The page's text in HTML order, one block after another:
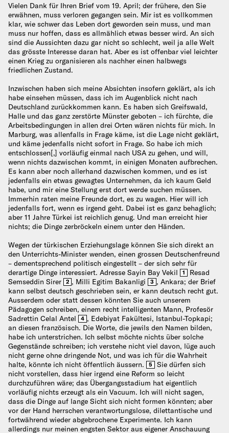
Vielen Dank für Ihren Brief vom 19. April; der frühere, den Sie
erwähnen, muss verloren gegangen sein. Mir ist es vollkommen
klar, wie schwer das Leben dort geworden sein muss, und man
muss nur hoffen, dass es allmählich etwas besser wird. An sich
sind die Aussichten dazu gar nicht so schlecht, weil ja alle Welt
das grösste Interesse daran hat. Aber es ist offenbar viel leichter
einen Krieg zu organisieren als nachher einen halbwegs
friedlichen Zustand.
Inzwischen haben sich meine Absichten insofern geklärt, als ich
habe einsehen müssen, dass ich im Augenblick nicht nach
Deutschland zurückkommen kann. Es haben sich Greifswald,
Halle und das ganz zerstörte Münster geboten – ich fürchte, die
Arbeitsbedingungen in allen drei Orten wären nichts für mich. In
Marburg, was allenfalls in Frage käme, ist die Lage nicht geklärt,
und käme jedenfalls nicht sofort in Frage. So habe ich mich
entschlossen[,] vorläufig einmal nach USA zu gehen, und will,
wenn nichts dazwischen kommt, in einigen Monaten aufbrechen.
Es kann aber noch allerhand dazwischen kommen, und es ist
jedenfalls ein etwas gewagtes Unternehmen, da ich kaum Geld
habe, und mir eine Stellung erst dort werde suchen müssen.
Immerhin raten meine Freunde dort, es zu wagen. Hier will ich
jedenfalls fort, wenn es irgend geht. Dabei ist es ganz behaglich;
aber 11 Jahre Türkei ist reichlich genug. Und man erreicht hier
nichts; die Dinge zerbröckeln einem unter den Händen.
Wegen der türkischen Erziehungslage können Sie sich direkt an
den Unterrichts-Minister wenden, einen grossen Deutschenfreund
– dementsprechend politisch eingestellt – der sich sehr für
derartige Dinge interessiert. Adresse Sayin Bay Vekil
1
Resad
Semseddin Sirer
2 , Milli Egitim Bakanligi 3 , Ankara; der Brief
kann selbst deutsch geschrieben sein, er kann deutsch recht gut.
Ausserdem oder statt dessen könnten Sie auch unserem
Pädagogen schreiben, einem recht intelligenten Mann, Profesör
Sadrettin Celal Antel
4 , Edebiyat Fakültesi, Istanbul-Topkapi;
an diesen französisch. Die Worte, die jewils den Namen bilden,
habe ich unterstrichen. Ich selbst möchte nichts über solche
Gegenstände schreiben; ich verstehe nicht viel davon, lüge auch
nicht gerne ohne dringende Not, und was ich für die Wahrheit
halte, könnte ich nicht öffentlich äussern.
5
Sie dürfen sich
nicht vorstellen, dass hier irgend eine Reform so leicht
durchzuführen wäre; das Übergangsstadium hat eigentlich
vorläufig nichts erzeugt als ein Vacuum. Ich will nicht sagen,
dass die Dinge auf lange Sicht sich nicht formen könnten; aber
vor der Hand herrschen verantwortungslose, dilettantische und
fortwährend wieder abgebrochene Experimente. Ich kann
allerdings nur meinen engsten Sektor aus eigener Anschauung